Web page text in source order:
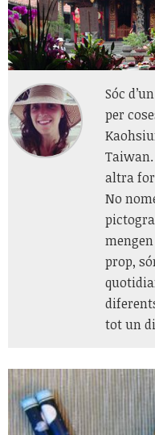
Sóc
per
altra
No
prop,
tot un